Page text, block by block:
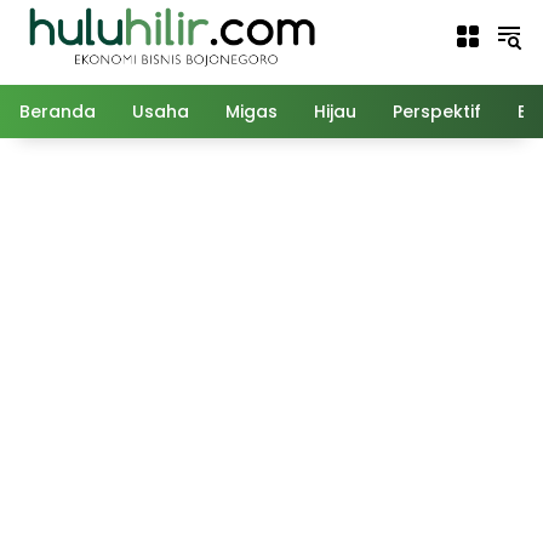
Langsung
Beranda Usaha Migas Hijau Perspektif